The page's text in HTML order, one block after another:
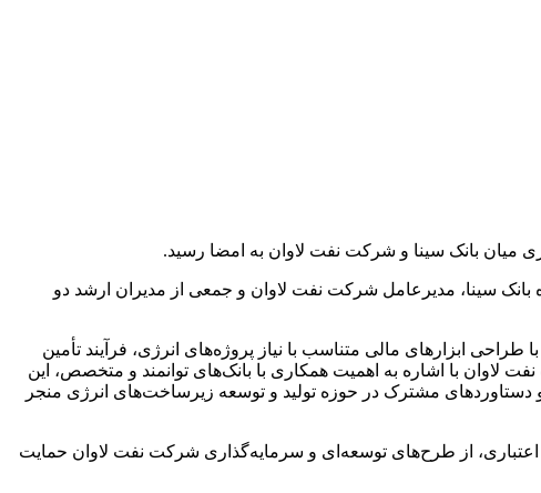
میان بانک سینا و شرکت نفت لاوان به امضا رسید.
بانک سینا، مدیرعامل شرکت نفت لاوان و جمعی از مدیران ارشد دو
ابزارهای مالی متناسب با نیاز پروژه‌های انرژی، فرآیند تأمین
با اشاره به اهمیت همکاری با بانک‌های توانمند و متخصص، این
و دستاوردهای مشترک در حوزه تولید و توسعه زیرساخت‌های انرژی منجر
اعتباری، از طرح‌های توسعه‌ای و سرمایه‌گذاری شرکت نفت لاوان حمایت